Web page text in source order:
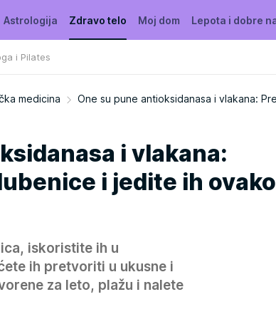
Astrologija Zdravo telo
i Pilates
Moj dom Lepota i dobre
medicina
One su pune antioksidanasa i vlakana:
i vlakana:
i jedite ih
iskoristite ih u
ih pretvoriti u ukusne i
za leto, plažu i nalete